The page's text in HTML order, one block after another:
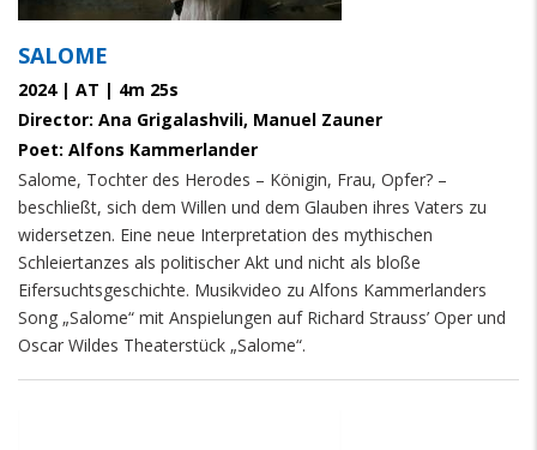
SALOME
2024 | AT | 4m 25s
Director: Ana Grigalashvili, Manuel Zauner
Poet: Alfons Kammerlander
Salome, Tochter des Herodes – Königin, Frau, Opfer? –
beschließt, sich dem Willen und dem Glauben ihres Vaters zu
widersetzen. Eine neue Interpretation des mythischen
Schleiertanzes als politischer Akt und nicht als bloße
Eifersuchtsgeschichte. Musikvideo zu Alfons Kammerlanders
Song „Salome“ mit Anspielungen auf Richard Strauss’ Oper und
Oscar Wildes Theaterstück „Salome“.